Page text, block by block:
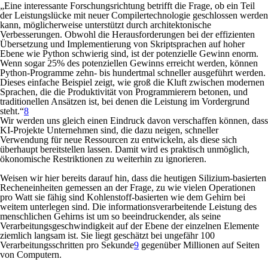
„Eine interessante Forschungsrichtung betrifft die Frage, ob ein Teil
der Leistungslücke mit neuer Compilertechnologie geschlossen werden
kann, möglicherweise unterstützt durch architektonische
Verbesserungen. Obwohl die Herausforderungen bei der effizienten
Übersetzung und Implementierung von Skriptsprachen auf hoher
Ebene wie Python schwierig sind, ist der potenzielle Gewinn enorm.
Wenn sogar 25% des potenziellen Gewinns erreicht werden, können
Python-Programme zehn- bis hundertmal schneller ausgeführt werden.
Dieses einfache Beispiel zeigt, wie groß die Kluft zwischen modernen
Sprachen, die die Produktivität von Programmierern betonen, und
traditionellen Ansätzen ist, bei denen die Leistung im Vordergrund
steht.“8
Wir werden uns gleich einen Eindruck davon verschaffen können, dass
KI-Projekte Unternehmen sind, die dazu neigen, schneller
Verwendung für neue Ressourcen zu entwickeln, als diese sich
überhaupt bereitstellen lassen. Damit wird es praktisch unmöglich,
ökonomische Restriktionen zu weiterhin zu ignorieren.
Weisen wir hier bereits darauf hin, dass die heutigen Silizium-basierten
Recheneinheiten gemessen an der Frage, zu wie vielen Operationen
pro Watt sie fähig sind Kohlenstoff-basierten wie dem Gehirn bei
weitem unterlegen sind. Die informationsverarbeitende Leistung des
menschlichen Gehirns ist um so beeindruckender, als seine
Verarbeitungsgeschwindigkeit auf der Ebene der einzelnen Elemente
ziemlich langsam ist. Sie liegt geschätzt bei ungefähr 100
Verarbeitungsschritten pro Sekunde9 gegenüber Millionen auf Seiten
von Computern.